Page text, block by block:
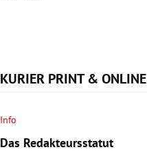
Untermenü
Untermenü
KURIER PRINT & ONLINE
Info
Das Redakteursstatut